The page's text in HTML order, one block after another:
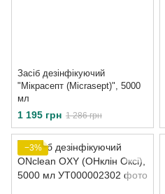
Засіб дезінфікуючий
"Мікрасепт (Micrasept)", 5000
мл
1 195 грн 1 286 грн
−3%